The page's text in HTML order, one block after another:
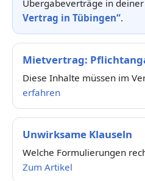
Übergabeverträge in deiner
Vertrag in Tübingen“.
Mietvertrag:
Diese Inhalte müssen im
erfahren
Unwirksame Klauseln
Welche Formulierungen
Zum Artikel